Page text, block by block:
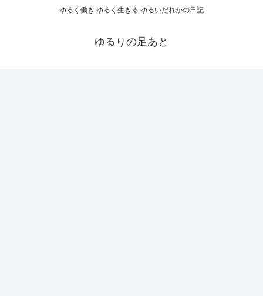
ゆるく働き ゆるく生きる ゆるいだれかの日記
ゆるりの足あと